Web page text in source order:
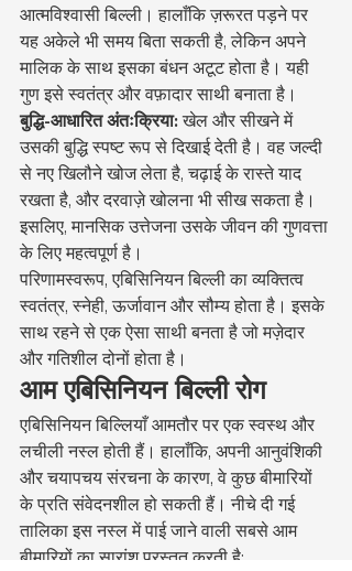
आत्मविश्वासी बिल्ली। हालाँकि ज़रूरत पड़ने पर
यह अकेले भी समय बिता सकती है, लेकिन अपने
मालिक के साथ इसका बंधन अटूट होता है। यही
गुण इसे स्वतंत्र और वफ़ादार साथी बनाता है।
बुद्धि-आधारित अंतःक्रिया: खेल और सीखने में
उसकी बुद्धि स्पष्ट रूप से दिखाई देती है। वह जल्दी
से नए खिलौने खोज लेता है, चढ़ाई के रास्ते याद
रखता है, और दरवाज़े खोलना भी सीख सकता है।
इसलिए, मानसिक उत्तेजना उसके जीवन की गुणवत्ता
के लिए महत्वपूर्ण है।
परिणामस्वरूप, एबिसिनियन बिल्ली का व्यक्तित्व
स्वतंत्र, स्नेही, ऊर्जावान और सौम्य होता है। इसके
साथ रहने से एक ऐसा साथी बनता है जो मज़ेदार
और गतिशील दोनों होता है।
आम एबिसिनियन बिल्ली रोग
एबिसिनियन बिल्लियाँ आमतौर पर एक स्वस्थ और
लचीली नस्ल होती हैं। हालाँकि, अपनी आनुवंशिकी
और चयापचय संरचना के कारण, वे कुछ बीमारियों
के प्रति संवेदनशील हो सकती हैं। नीचे दी गई
तालिका इस नस्ल में पाई जाने वाली सबसे आम
बीमारियों का सारांश प्रस्तुत करती है: